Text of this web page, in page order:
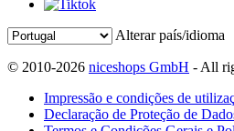
Alterar país/idioma
© 2010-2026 niceshops GmbH - All
Impressão e condições de
Declaração de Proteção de